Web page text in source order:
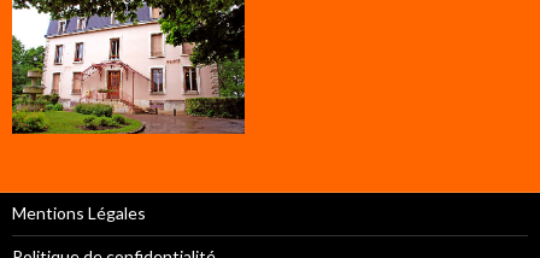
Mentions Légales